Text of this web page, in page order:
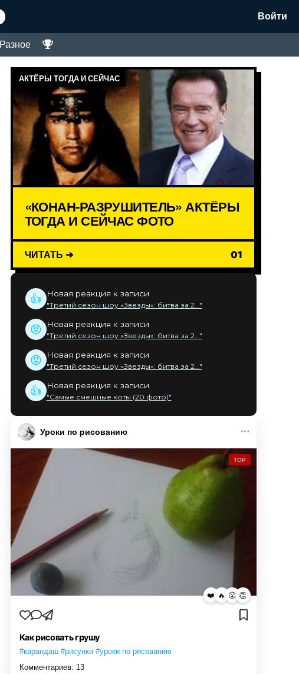
Войти
Разное
АКТЁРЫ ТОГДА И СЕЙЧАС
«КОНАН-РАЗРУШИТЕЛЬ» АКТЁРЫ
ТОГДА И СЕЙЧАС ФОТО
ЧИТАТЬ ➔ 01
👍 Новая реакция к записи
"Третий сезон шоу «Звезды»: битва за 2..."
😡 Новая реакция к записи
"Третий сезон шоу «Звезды»: битва за 2..."
😡 Новая реакция к записи
"Третий сезон шоу «Звезды»: битва за 2..."
👍 Новая реакция к записи
"Самые смешные коты (20 фото)"
Уроки по рисованию
TOP
❤️ 🔥 😮 👏
Как рисовать грушу
#карандаш #рисунки #уроки по рисованию
Комментариев: 13